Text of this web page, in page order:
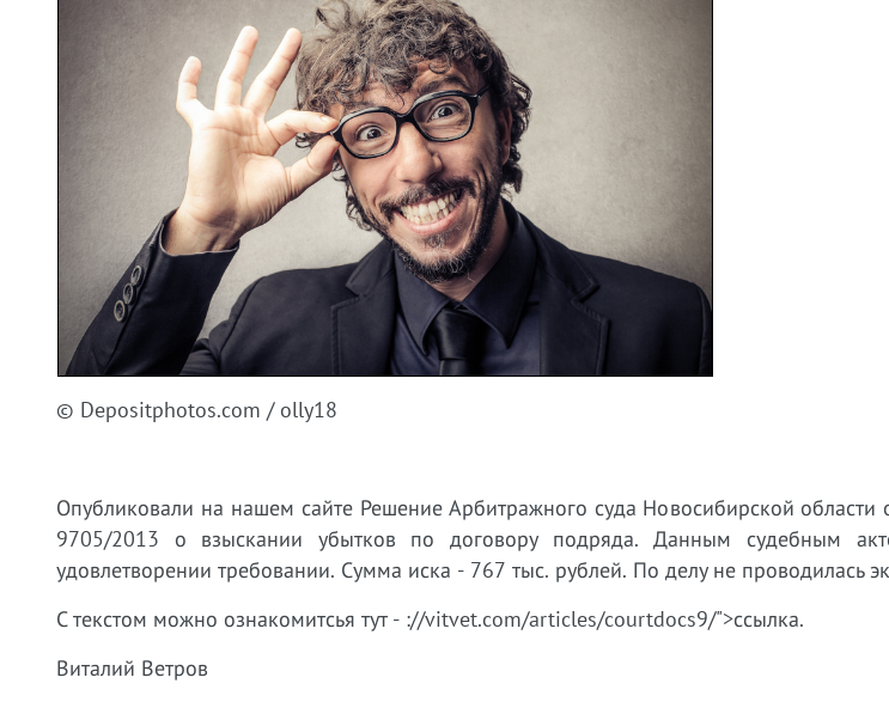
© Depositphotos.com / olly18
Опубликовали на нашем сайте Решение Арбитражного суда Новосибирской
9705/2013 о взыскании убытков по договору подряда. Данным судебным
удовлетворении требовании. Сумма иска - 767 тыс. рублей. По делу не проводилась
С текстом можно ознакомитсья тут - ://vitvet.com/articles/courtdocs9/">ссылка.
Виталий Ветров